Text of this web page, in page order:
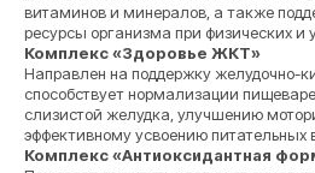
витаминов и минералов, а также
ресурсы организма при физических и
Комплекс «Здоровье ЖКТ»
Направлен на поддержку желудочно-
способствует нормализации
слизистой желудка, улучшению
эффективному усвоению питательных
Комплекс «Антиоксидантная